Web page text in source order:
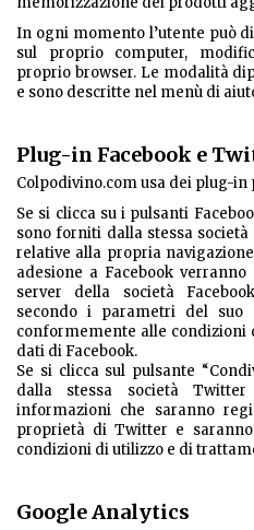
In ogni momento l’utente può
sul proprio computer,
proprio browser. Le modalità
e sono descritte nel menù di
Plug-in Facebook e
Colpodivino.com usa dei plug-in
Se si clicca su i pulsanti
sono forniti dalla stessa
relative alla propria
adesione a Facebook
server della società
secondo i parametri del suo
conformemente alle
dati di Facebook.
Se si clicca sul pulsante
dalla stessa società
informazioni che saranno
proprietà di Twitter e
condizioni di utilizzo e di
Google Analytics